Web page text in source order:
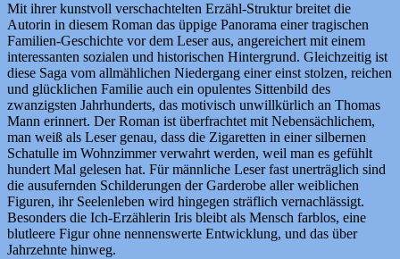
Mit ihrer kunstvoll verschachtelten Erzähl-Struktur breitet die
Autorin in diesem Roman das üppige Panorama einer tragischen
Familien-Geschichte vor dem Leser aus, angereichert mit einem
interessanten sozialen und historischen Hintergrund. Gleichzeitig ist
diese Saga vom allmählichen Niedergang einer einst stolzen, reichen
und glücklichen Familie auch ein opulentes Sittenbild des
zwanzigsten Jahrhunderts, das motivisch unwillkürlich an Thomas
Mann erinnert. Der Roman ist überfrachtet mit Nebensächlichem,
man weiß als Leser genau, dass die Zigaretten in einer silbernen
Schatulle im Wohnzimmer verwahrt werden, weil man es gefühlt
hundert Mal gelesen hat. Für männliche Leser fast unerträglich sind
die ausufernden Schilderungen der Garderobe aller weiblichen
Figuren, ihr Seelenleben wird hingegen sträflich vernachlässigt.
Besonders die Ich-Erzählerin Iris bleibt als Mensch farblos, eine
blutleere Figur ohne nennenswerte Entwicklung, und das über
Jahrzehnte hinweg.